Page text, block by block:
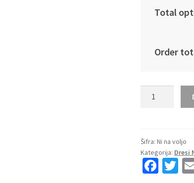
Total
Order
Nemčija
Joshua
Kimmich
Šifra: Ni na voljo
Kategorija: Dresi
Fa T